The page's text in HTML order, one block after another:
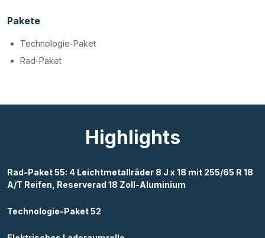
Pakete
Technologie-Paket
Rad-Paket
Highlights
Rad-Paket 55: 4 Leichtmetallräder 8 J x 18 mit 255/65 R 18
A/T Reifen, Reserverad 18 Zoll-Aluminium
Technologie-Paket 52